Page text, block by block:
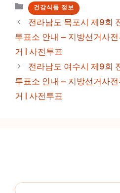
카
테
리
건강식품 정보
전라남도 목포시 제9회
투표소 안내 – 지방선거사
거 | 사전투표
전라남도 여수시 제9회
투표소 안내 – 지방선거사
거 | 사전투표